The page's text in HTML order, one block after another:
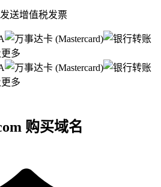
送增值税发票
多
多
购买域名